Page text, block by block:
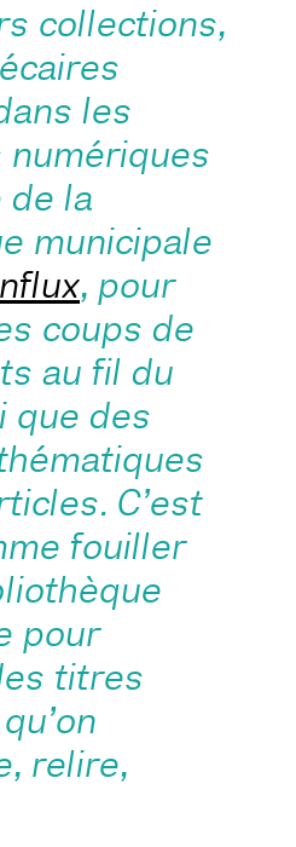
collections,
les
de la
municipale
, pour
coups de
au fil du
que des
C’est
fouiller
pour
titres
relire,